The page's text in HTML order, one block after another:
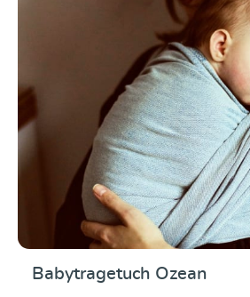
Babytragetuch Ozean